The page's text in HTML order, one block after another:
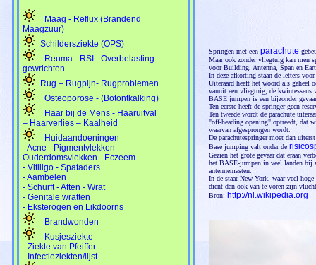
Maag - Reflux (Brandend
Maagzuur)
Schildersziekte (OPS)
Reuma - RSI - Overbelasting
gewrichten
Rug – Rugpijn- Rugproblemen
Osteoporose - (Botontkalking)
Haar bij de Mens - Haaruitval
– Haarverlies – Kaalheid
Huidaandoeningen
- Acne - Pigmentvlekken -
Ouderdomsvlekken - Eczeem
- Vitiligo - Spataders
- Aambeien
- Schurft - Aften - Wrat
- Genitale wratten
- Eksterogen en Likdoorns
Brandwonden
Kusjesziekte
- Ziekte van Pfeiffer
- Infectieziekten/lijst
Springen met een parachute
Maar ook zonder vliegtuig kan men
voor Building, Antenna, Span en
In deze afkorting staan de letters
Uiteraard heeft het woord als geheel
vanuit een vliegtuig, de kwintessens
BASE jumpen is een bijzonder
Ten eerste heeft de springer geen
Ten tweede wordt de parachute
"off-heading opening" optreedt, dat
waarvan afgesprongen wordt.
De parachutespringer moet dan
Base jumping valt onder de
Gezien het grote gevaar dat eraan
het BASE-jumpen in veel landen bij
antennemasten.
In de staat New York, waar veel
dient dan ook van te voren zijn
Bron: http://nl.wikipedia.org